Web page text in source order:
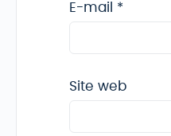
E-mail *
Site web